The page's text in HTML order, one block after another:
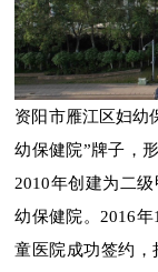
资阳市雁江区妇幼
幼保健院”牌子，
2010年创建为二级
幼保健院。 2016年
童医院成功签约，